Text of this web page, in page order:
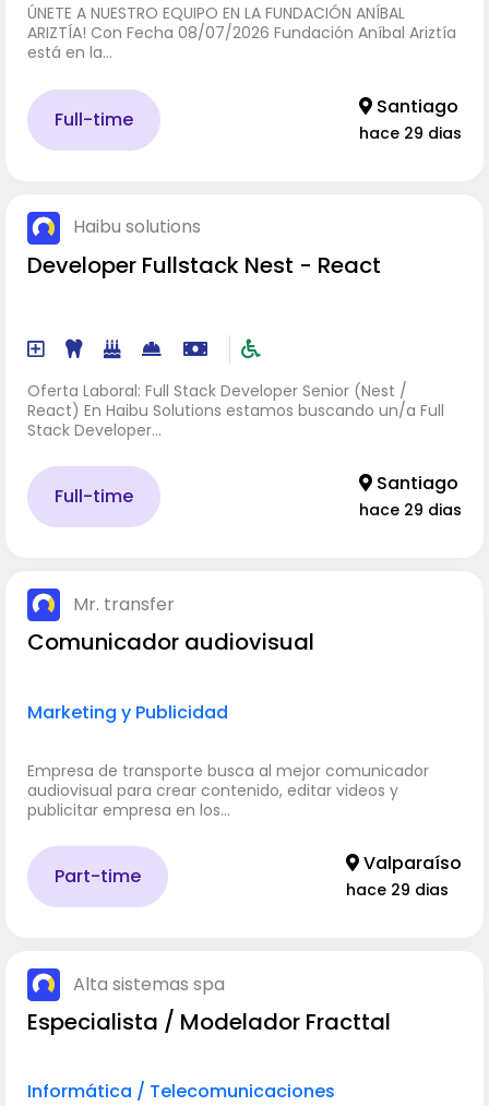
ÚNETE A NUESTRO EQUIPO EN LA FUNDACIÓN ANÍBAL
ARIZTÍA! Con Fecha 08/07/2026 Fundación Aníbal Ariztía
está en la…
Full-time
Santiago
hace 29 dias
Haibu solutions
Developer Fullstack Nest - React
Oferta Laboral: Full Stack Developer Senior (Nest /
React) En Haibu Solutions estamos buscando un/a Full
Stack Developer…
Full-time
Santiago
hace 29 dias
Mr. transfer
Comunicador audiovisual
Marketing y Publicidad
Empresa de transporte busca al mejor comunicador
audiovisual para crear contenido, editar videos y
publicitar empresa en los…
Part-time
Valparaíso
hace 29 dias
Alta sistemas spa
Especialista / Modelador Fracttal
Informática / Telecomunicaciones